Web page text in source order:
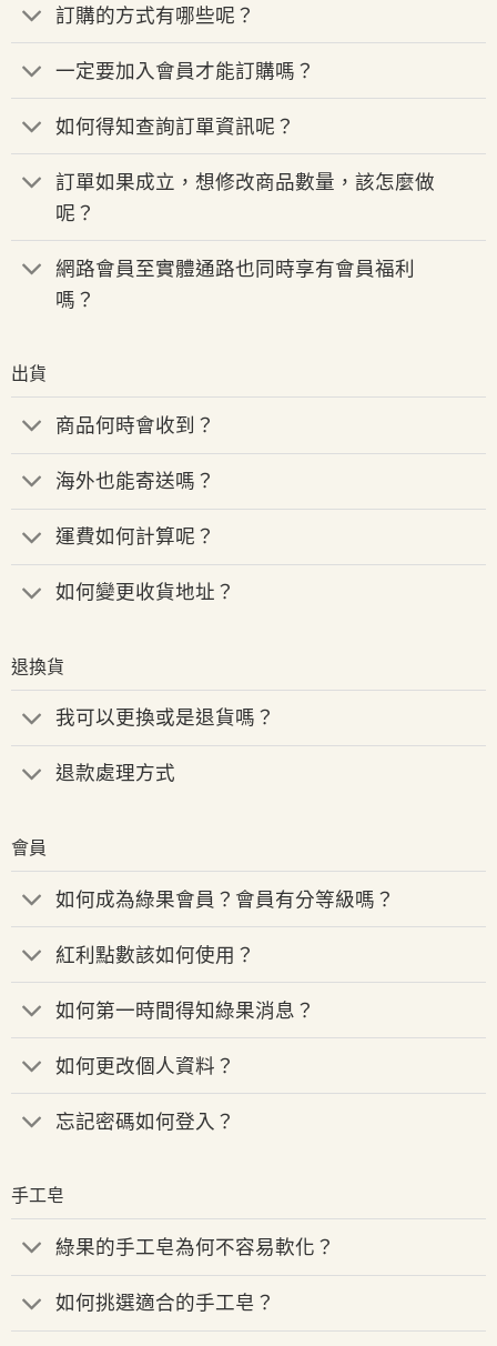
訂購的方式有哪些呢？
一定要加入會員才能訂購嗎？
如何得知查詢訂單資訊呢？
訂單如果成立，想修改商品數量，該怎麼做
呢？
網路會員至實體通路也同時享有會員福利
嗎？
出貨
商品何時會收到？
海外也能寄送嗎？
運費如何計算呢？
如何變更收貨地址？
退換貨
我可以更換或是退貨嗎？
退款處理方式
會員
如何成為綠果會員？會員有分等級嗎？
紅利點數該如何使用？
如何第一時間得知綠果消息？
如何更改個人資料？
忘記密碼如何登入？
手工皂
綠果的手工皂為何不容易軟化？
如何挑選適合的手工皂？